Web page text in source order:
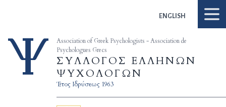
ENGLISH
Association of Greek Psychologists - Association de
Psychologues Grecs
ΣΥΛΛΟΓΟΣ ΕΛΛΗΝΩΝ
ΨΥΧΟΛΟΓΩΝ
Έτος Ιδρύσεως 1963